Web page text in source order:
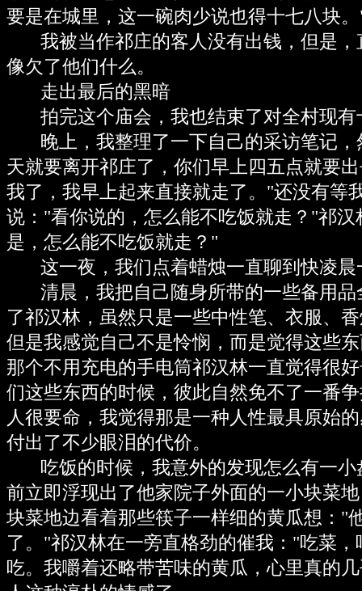
要是在城里，这一碗肉少说也得十七八块
我被当作祁庄的客人没有出钱，但是，
像欠了他们什么。
走出最后的黑暗
拍完这个庙会，我也结束了对全村现有
晚上，我整理了一下自己的采访笔记，
天就要离开祁庄了，你们早上四五点就要
我了，我早上起来直接就走了。"还没有等
说："看你说的，怎么能不吃饭就走？"祁
是，怎么能不吃饭就走？"
这一夜，我们点着蜡烛一直聊到快凌晨
清晨，我把自己随身所带的一些备用品
了祁汉林，虽然只是一些中性笔、衣服、
但是我感觉自己不是怜悯，而是觉得这些
那个不用充电的手电筒祁汉林一直觉得很
们这些东西的时候，彼此自然免不了一番
人很要命，我觉得那是一种人性最具原始
付出了不少眼泪的代价。
吃饭的时候，我意外的发现怎么有一小
前立即浮现出了他家院子外面的一小块菜
块菜地边看着那些筷子一样细的黄瓜想："
了。"祁汉林在一旁直格劲的催我："吃菜
吃。我嚼着还略带苦味的黄瓜，心里真的